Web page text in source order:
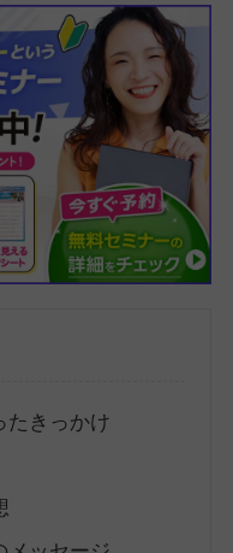
たきっかけ